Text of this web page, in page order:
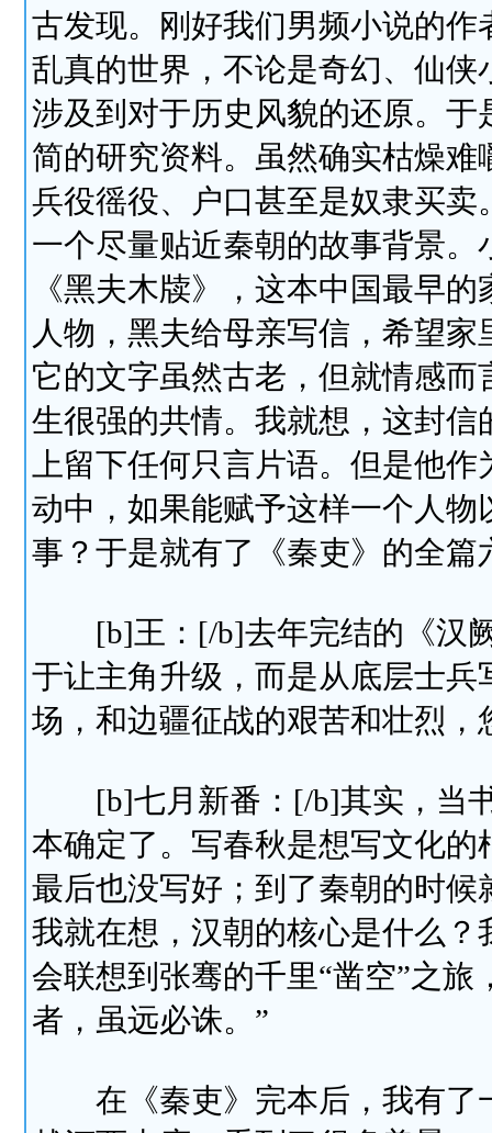
古发现。刚好我们男频小说的
乱真的世界，不论是奇幻、仙
涉及到对于历史风貌的还原。
简的研究资料。虽然确实枯燥
兵役徭役、户口甚至是奴隶买
一个尽量贴近秦朝的故事背景
《黑夫木牍》，这本中国最早
人物，黑夫给母亲写信，希望
它的文字虽然古老，但就情感
生很强的共情。我就想，这封
上留下任何只言片语。但是他
动中，如果能赋予这样一个人
事？于是就有了《秦吏》的全篇
[b]王：[/b]去年完结的《汉阙
于让主角升级，而是从底层士
场，和边疆征战的艰苦和壮烈
[b]七月新番：[/b]其实，当书
本确定了。写春秋是想写文化
最后也没写好；到了秦朝的时
我就在想，汉朝的核心是什么
会联想到张骞的千里“凿空”之
者，虽远必诛。”
在《秦吏》完本后，我有了